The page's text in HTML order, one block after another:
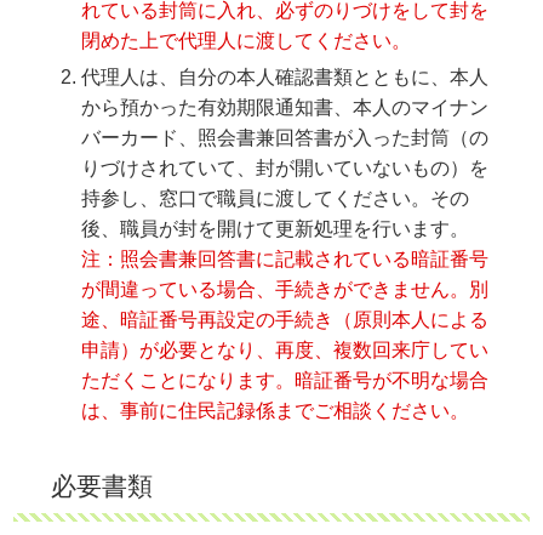
れている封筒に入れ、必ずのりづけをして封を
閉めた上で代理人に渡してください。
代理人は、自分の本人確認書類とともに、本人
から預かった有効期限通知書、本人のマイナン
バーカード、照会書兼回答書が入った封筒（の
りづけされていて、封が開いていないもの）を
持参し、窓口で職員に渡してください。その
後、職員が封を開けて更新処理を行います。
注：照会書兼回答書に記載されている暗証番号
が間違っている場合、手続きができません。別
途、暗証番号再設定の手続き（原則本人による
申請）が必要となり、再度、複数回来庁してい
ただくことになります。暗証番号が不明な場合
は、事前に住民記録係までご相談ください。
必要書類